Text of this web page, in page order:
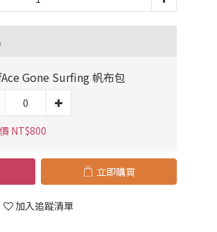
Gone Surfing 帆布包
NT$800
立即購買
加入追蹤清單